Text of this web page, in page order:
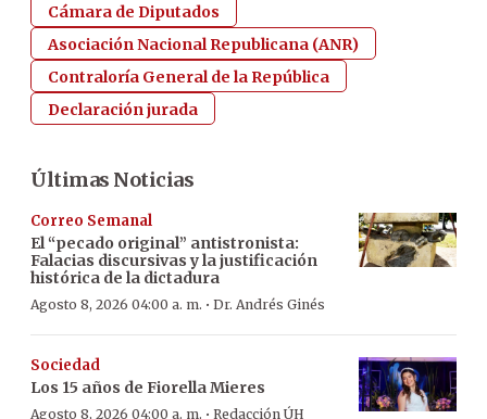
Cámara de Diputados
Asociación Nacional Republicana (ANR)
Contraloría General de la República
Declaración jurada
Últimas Noticias
Correo Semanal
El “pecado original” antistronista:
Falacias discursivas y la justificación
histórica de la dictadura
Agosto 8, 2026 04:00 a. m. · Dr. Andrés Ginés
Sociedad
Los 15 años de Fiorella Mieres
Agosto 8, 2026 04:00 a. m. Redacción ÚH